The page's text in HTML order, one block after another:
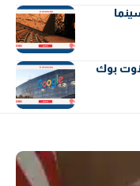
بوك